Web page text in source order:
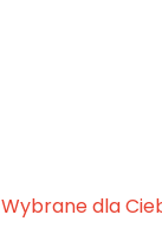
Wybrane dla